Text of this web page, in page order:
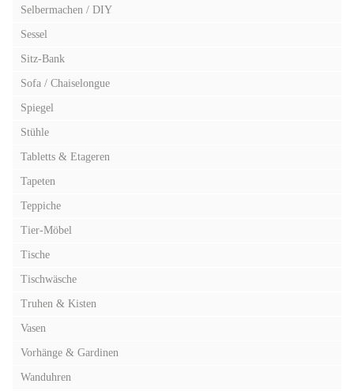
Selbermachen / DIY
Sessel
Sitz-Bank
Sofa / Chaiselongue
Spiegel
Stühle
Tabletts & Etageren
Tapeten
Teppiche
Tier-Möbel
Tische
Tischwäsche
Truhen & Kisten
Vasen
Vorhänge & Gardinen
Wanduhren